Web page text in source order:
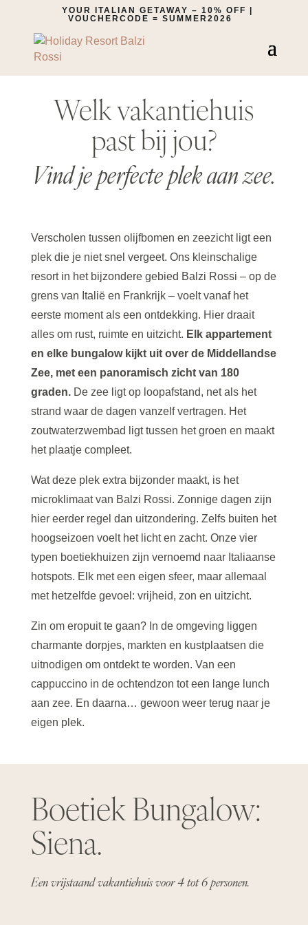
YOUR ITALIAN GETAWAY – 10% OFF |
VOUCHERCODE = SUMMER2026
Welk vakantiehuis
past bij jou?
Vind je perfecte plek aan zee.
Verscholen tussen olijfbomen en zeezicht ligt een
plek die je niet snel vergeet. Ons kleinschalige
resort in het bijzondere gebied Balzi Rossi – op de
grens van Italië en Frankrijk – voelt vanaf het
eerste moment als een ontdekking. Hier draait
alles om rust, ruimte en uitzicht. Elk appartement
en elke bungalow kijkt uit over de Middellandse
Zee, met een panoramisch zicht van 180
graden.De zee ligt op loopafstand, net als het
strand waar de dagen vanzelf vertragen. Het
zoutwaterzwembad ligt tussen het groen en maakt
het plaatje compleet.
Wat deze plek extra bijzonder maakt, is het
microklimaat van Balzi Rossi. Zonnige dagen zijn
hier eerder regel dan uitzondering. Zelfs buiten het
hoogseizoen voelt het licht en zacht. Onze vier
typen boetiekhuizen zijn vernoemd naar Italiaanse
hotspots. Elk met een eigen sfeer, maar allemaal
met hetzelfde gevoel: vrijheid, zon en uitzicht.
Zin om eropuit te gaan? In de omgeving liggen
charmante dorpjes, markten en kustplaatsen die
uitnodigen om ontdekt te worden. Van een
cappuccino in de ochtendzon tot een lange lunch
aan zee. En daarna… gewoon weer terug naar je
eigen plek.
Boetiek Bungalow:
Siena.
Een vrijstaand vakantiehuis voor 4 tot 6 personen.